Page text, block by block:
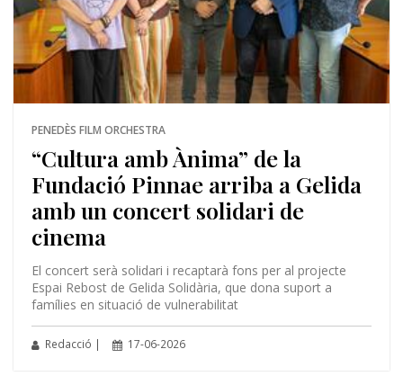
PENEDÈS FILM ORCHESTRA
“Cultura amb Ànima” de la
Fundació Pinnae arriba a Gelida
amb un concert solidari de
cinema
El concert serà solidari i recaptarà fons per al projecte
Espai Rebost de Gelida Solidària, que dona suport a
famílies en situació de vulnerabilitat
Redacció | 17-06-2026